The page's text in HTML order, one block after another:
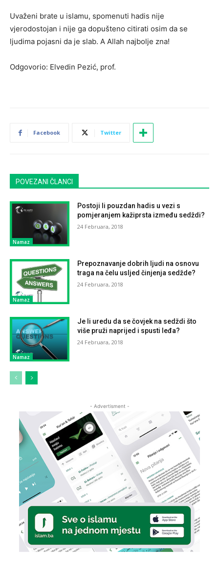
Uvaženi brate u islamu, spomenuti hadis nije
vjerodostojan i nije ga dopušteno citirati osim da se
ljudima pojasni da je slab. A Allah najbolje zna!
Odgovorio: Elvedin Pezić, prof.
Facebook Twitter
POVEZANI ČLANCI
Namaz
Postoji li pouzdan hadis u vezi s
pomjeranjem kažiprsta između sedždi?
24 Februara, 2018
Namaz
Prepoznavanje dobrih ljudi na osnovu
traga na čelu usljed činjenja sedžde?
24 Februara, 2018
Namaz
Je li uredu da se čovjek na sedždi što
više pruži naprijed i spusti leđa?
24 Februara, 2018
- Advertisment -